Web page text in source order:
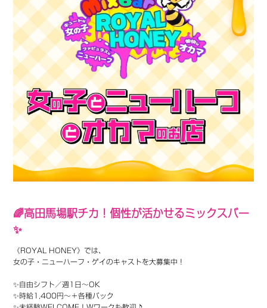
🌈高田馬場駅チカ！個性が活かせるミックスバー
✨
《ROYAL HONEY》では、
女の子・ニューハーフ・ゲイのキャストを大募集中！
✨自由シフト／週1日～OK
✨時給1,400円～＋各種バック